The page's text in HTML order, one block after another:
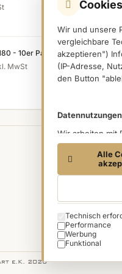
Wir und unsere
vergleichbare
akzeptieren")
(IP-Adresse,
den Button
Datennutzungen
Wir arbeiten mit
(Trackingdaten)
Dritter
Trackingdaten,
den in dem
es sich um die
Ireland Limited,
Informationen
unserer
Alle
Cookie
Technisch
Performance
Werbung
Funktional
- 10er Pack
MwSt
e.K. 2026